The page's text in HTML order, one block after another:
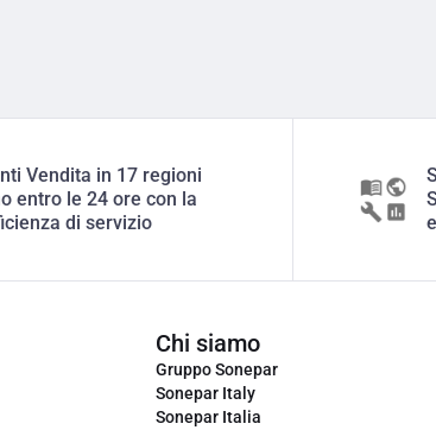
Vendita in 17 regioni
entro le 24 ore con la
di servizio
Chi siamo
Gruppo Sonepar
Sonepar Italy
Sonepar Italia